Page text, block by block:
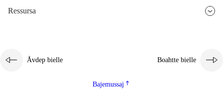
Ressursa
Åvdep bielle Boahtte bielle
Bajemussaj